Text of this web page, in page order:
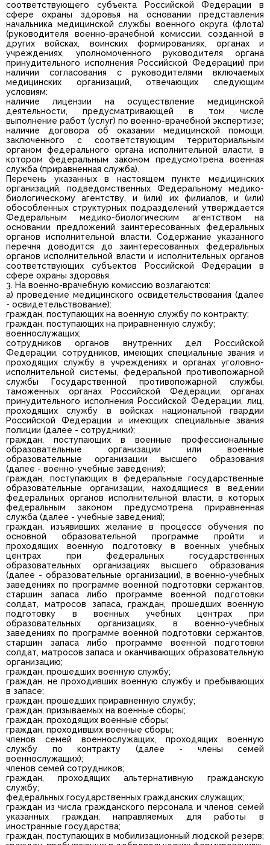
соответствующего субъекта Российской Федерации в
сфере охраны здоровья на основании представления
начальника медицинской службы военного округа (флота)
(руководителя военно-врачебной комиссии, созданной в
других войсках, воинских формированиях, органах и
учреждениях, уполномоченного руководителя органа
принудительного исполнения Российской Федерации) при
наличии согласования с руководителями включаемых
медицинских организаций, отвечающих следующим
условиям:
наличие лицензии на осуществление медицинской
деятельности, предусматривающей в том числе
выполнение работ (услуг) по военно-врачебной экспертизе;
наличие договора об оказании медицинской помощи,
заключенного с соответствующим территориальным
органом федерального органа исполнительной власти, в
котором федеральным законом предусмотрена военная
служба (приравненная служба).
Перечень указанных в настоящем пункте медицинских
организаций, подведомственных Федеральному медико-
биологическому агентству, и (или) их филиалов, и (или)
обособленных структурных подразделений утверждается
Федеральным медико-биологическим агентством на
основании предложений заинтересованных федеральных
органов исполнительной власти. Содержание указанного
перечня доводится до заинтересованных федеральных
органов исполнительной власти и исполнительных органов
соответствующих субъектов Российской Федерации в
сфере охраны здоровья.
3. На военно-врачебную комиссию возлагаются:
а) проведение медицинского освидетельствования (далее
- освидетельствование):
граждан, поступающих на военную службу по контракту;
граждан, поступающих на приравненную службу;
военнослужащих;
сотрудников органов внутренних дел Российской
Федерации, сотрудников, имеющих специальные звания и
проходящих службу в учреждениях и органах уголовно-
исполнительной системы, федеральной противопожарной
службы Государственной противопожарной службы,
таможенных органах Российской Федерации, органах
принудительного исполнения Российской Федерации, лиц,
проходящих службу в войсках национальной гвардии
Российской Федерации и имеющих специальные звания
полиции (далее - сотрудники);
граждан, поступающих в военные профессиональные
образовательные организации или военные
образовательные организации высшего образования
(далее - военно-учебные заведения);
граждан, поступающих в федеральные государственные
образовательные организации, находящиеся в ведении
федеральных органов исполнительной власти, в которых
федеральным законом предусмотрена приравненная
служба (далее - учебные заведения);
граждан, изъявивших желание в процессе обучения по
основной образовательной программе пройти и
проходящих военную подготовку в военных учебных
центрах при федеральных государственных
образовательных организациях высшего образования
(далее - образовательные организации), в военно-учебных
заведениях по программе военной подготовки сержантов,
старшин запаса либо программе военной подготовки
солдат, матросов запаса, граждан, прошедших военную
подготовку в военных учебных центрах при
образовательных организациях, в военно-учебных
заведениях по программе военной подготовки сержантов,
старшин запаса либо программе военной подготовки
солдат, матросов запаса и оканчивающих образовательную
организацию;
граждан, прошедших военную службу;
граждан, не проходивших военную службу и пребывающих
в запасе;
граждан, прошедших приравненную службу;
граждан, призываемых на военные сборы;
граждан, проходящих военные сборы;
граждан, проходивших военные сборы;
членов семей военнослужащих, проходящих военную
службу по контракту (далее - члены семей
военнослужащих);
членов семей сотрудников;
граждан, проходящих альтернативную гражданскую
службу;
федеральных государственных гражданских служащих;
граждан из числа гражданского персонала и членов семей
указанных граждан, направляемых для работы в
иностранные государства;
граждан, поступающих в мобилизационный людской резерв;